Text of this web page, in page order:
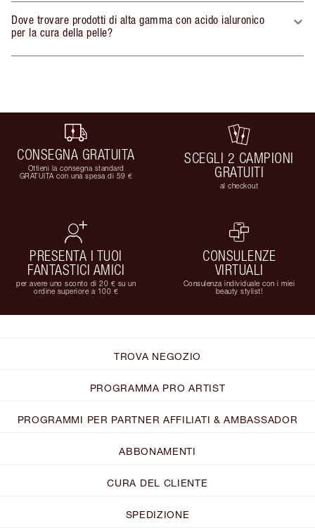
Dove trovare prodotti di alta gamma con acido ialuronico
per la cura della pelle?
CONSEGNA GRATUITA
Ottieni la consegna standard
GRATUITA con una spesa di 59 €
SCEGLI 2 CAMPIONI
GRATUITI
al checkout
PRESENTA I TUOI
FANTASTICI AMICI
per avere uno sconto di 20 € su un
ordine superiore a 100 €
CONSULENZE
VIRTUALI
Consulenza individuale con i miei
beauty stylist!
TROVA NEGOZIO
PROGRAMMA PRO ARTIST
PROGRAMMI PER PARTNER AFFILIATI & AMBASSADOR
ABBONAMENTI
CURA DEL CLIENTE
SPEDIZIONE